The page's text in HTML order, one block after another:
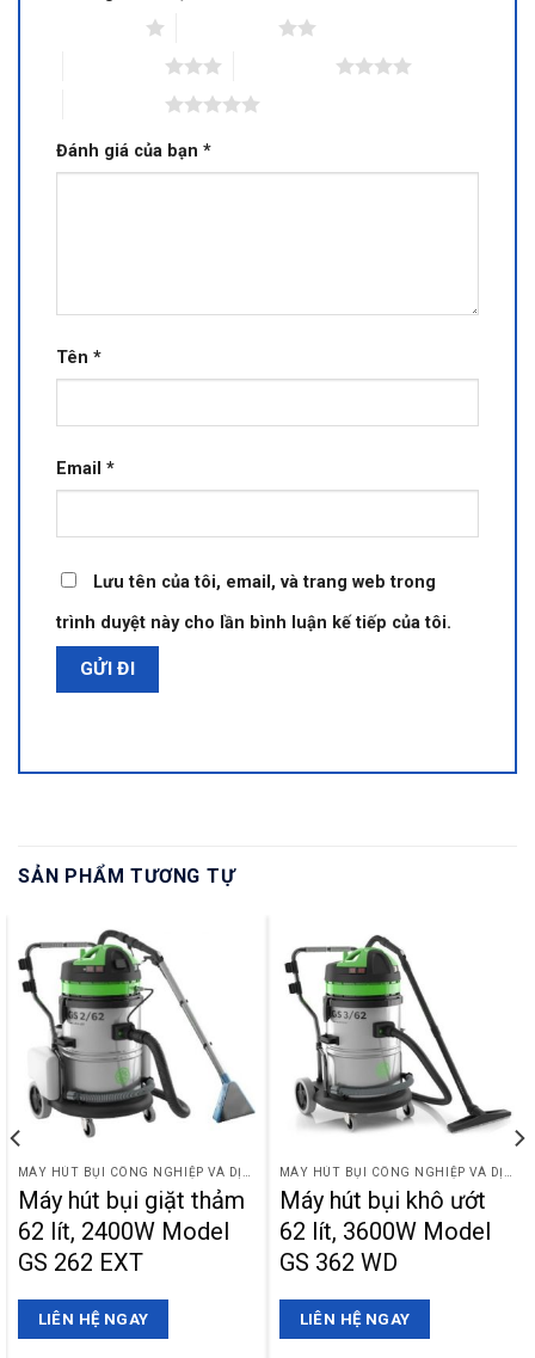
Đánh giá của bạn *
Tên *
Email *
Lưu tên của tôi, email, và trang web trong
trình duyệt này cho lần bình luận kế tiếp của tôi.
SẢN PHẨM TƯƠNG TỰ
Máy hút bụi giặt thảm
62 lít, 2400W Model
GS 262 EXT
LIÊN HỆ NGAY
Máy hút bụi khô ướt
62 lít, 3600W Model
GS 362 WD
LIÊN HỆ NGAY